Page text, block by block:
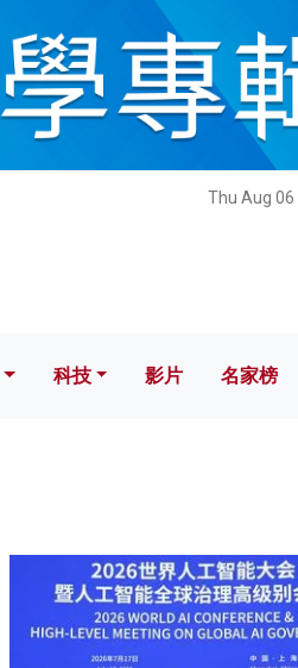
Thu Aug
科技 影片 名家
科技 影片 名家榜